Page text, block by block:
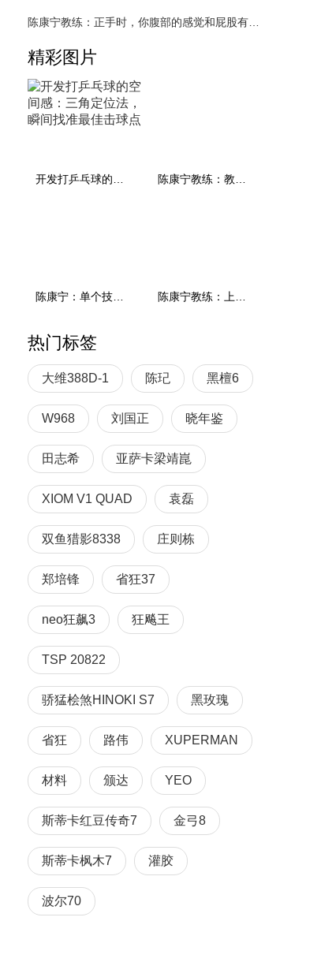
精彩图片
热门标签
大维388D-1 陈玘 黑檀6
W968 刘国正 晓年鉴
田志希 亚萨卡梁靖崑
XIOM V1 QUAD 袁磊
双鱼猎影8338 庄则栋
郑培锋 省狂37
neo狂飙3 狂飚王
TSP 20822
骄猛桧煞HINOKI S7 黑玫瑰
省狂 路伟 XUPERMAN
材料 颁达 YEO
斯蒂卡红豆传奇7 金弓8
斯蒂卡枫木7 灌胶
波尔70